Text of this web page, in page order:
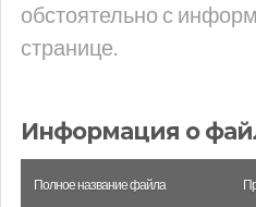
обстоятельно с
странице.
Информация о
Полное название файла